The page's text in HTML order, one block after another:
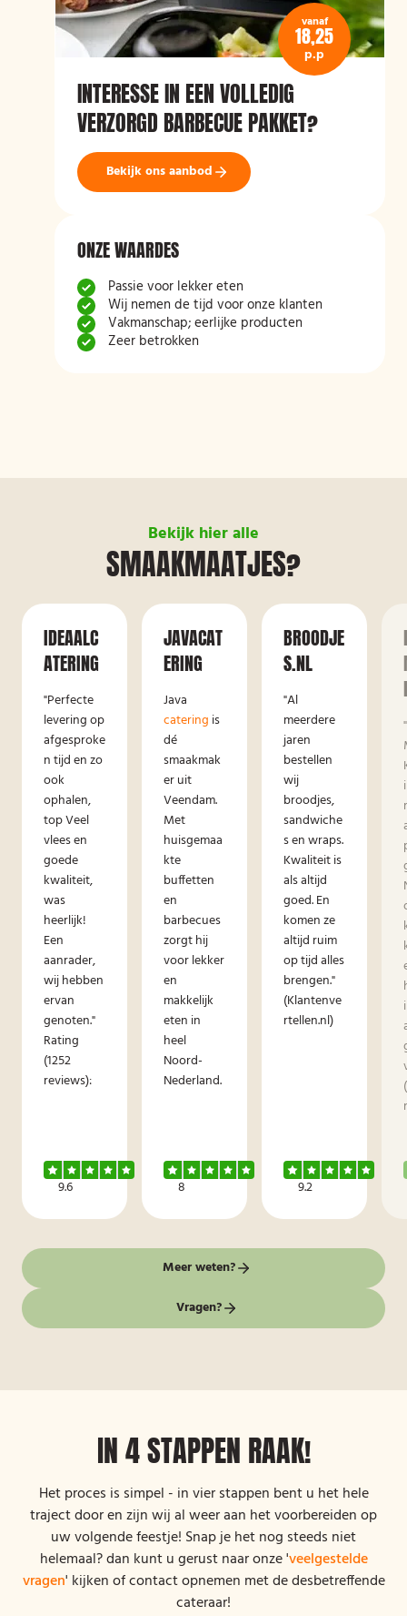
vanaf
18,25
p.p
INTERESSE IN EEN VOLLEDIG
VERZORGD BARBECUE PAKKET?
Bekijk ons aanbod
ONZE WAARDES
Passie voor lekker eten
Wij nemen de tijd voor onze klanten
Vakmanschap; eerlijke producten
Zeer betrokken
Bekijk hier alle
SMAAKMAATJES?
IDEAALC
ATERING
"Perfecte
levering op
afgesproke
n tijd en zo
ook
ophalen,
top Veel
vlees en
goede
kwaliteit,
was
heerlijk!
Een
aanrader,
wij hebben
ervan
genoten."
Rating
(1252
reviews):
9.6
JAVACAT
ERING
Java
catering is
dé
smaakmak
er uit
Veendam.
Met
huisgemaa
kte
buffetten
en
barbecues
zorgt hij
voor lekker
en
makkelijk
eten in
heel
Noord-
Nederland.
8
BROODJE
S.NL
"Al
meerdere
jaren
bestellen
wij
broodjes,
sandwiche
s en wraps.
Kwaliteit is
als altijd
goed. En
komen ze
altijd ruim
op tijd alles
brengen."
(Klantenve
rtellen.nl)
9.2
Meer weten?
Vragen?
IN 4 STAPPEN RAAK!
Het proces is simpel - in vier stappen bent u het hele
traject door en zijn wij al weer aan het voorbereiden op
uw volgende feestje! Snap je het nog steeds niet
helemaal? dan kunt u gerust naar onze 'veelgestelde
vragen' kijken of contact opnemen met de desbetreffende
cateraar!